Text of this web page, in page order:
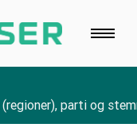
parti og